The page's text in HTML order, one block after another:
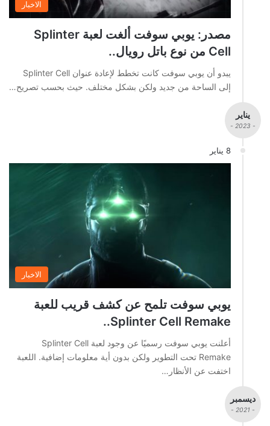
الاخبار
مصدر: يوبي سوفت ألغت لعبة Splinter
Cell من نوع باتل رويال..
يبدو أن يوبي سوفت كانت تخطط لإعادة عنوان Splinter Cell
إلى الساحة من جديد ولكن بشكل مختلف. حيث بحسب تصريح…
يناير
- 2023 -
8 يناير
الاخبار
يوبي سوفت تلمح عن كشف قريب للعبة
Splinter Cell Remake..
أعلنت يوبي سوفت رسميًا عن وجود لعبة Splinter Cell
Remake تحت التطوير ولكن بدون أية معلومات إضافية. اللعبة
اختفت عن الأنظار…
ديسمبر
- 2021 -